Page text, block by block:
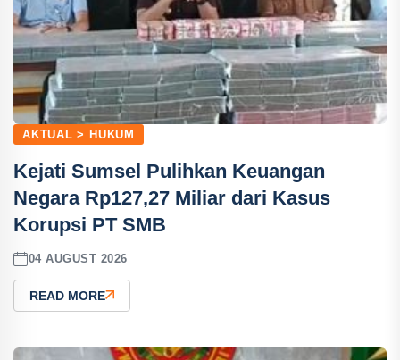
AKTUAL > HUKUM
Kejati Sumsel Pulihkan Keuangan
Negara Rp127,27 Miliar dari Kasus
Korupsi PT SMB
04 AUGUST 2026
READ MORE